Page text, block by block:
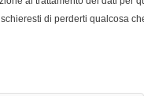
di perderti qualcosa